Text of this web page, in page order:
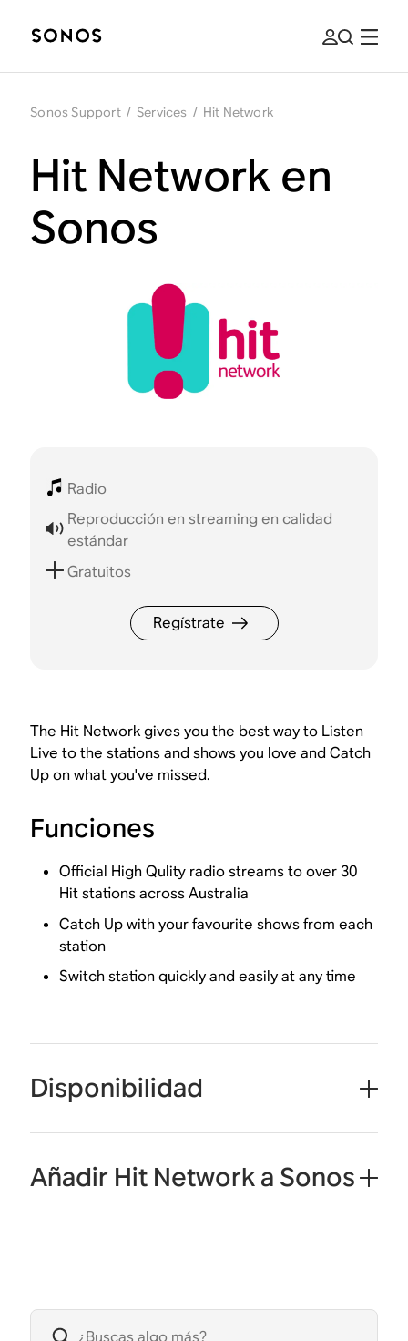
Sonos Support / Services / Hit Network
Hit Network en
Sonos
Radio
Reproducción en streaming en calidad
estándar
Gratuitos
Regístrate
The Hit Network gives you the best way to Listen
Live to the stations and shows you love and Catch
Up on what you've missed.
Funciones
Official High Qulity radio streams to over 30
Hit stations across Australia
Catch Up with your favourite shows from each
station
Switch station quickly and easily at any time
Disponibilidad
Añadir Hit Network a Sonos